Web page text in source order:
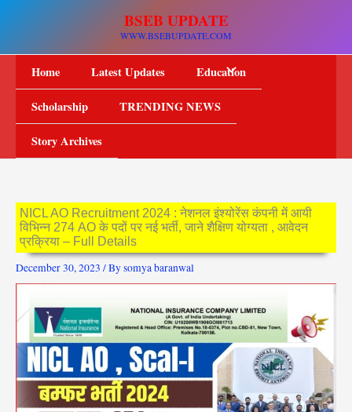
BSEB UPDATE
WWW.BSEBUPDATE.COM
Home Latest Updates Education
Scholarship TRENDING NEWS
Story Archives
NICL AO Recruitment 2024 : नेशनल इंश्योरेंस कंपनी में आयी
विभिन्न 274 AO के पदों पर नई भर्ती, जाने शैक्षिण योग्यता , आवेदन
प्रक्रिया – Full Details
December 30, 2023 / Bysomya baranwal